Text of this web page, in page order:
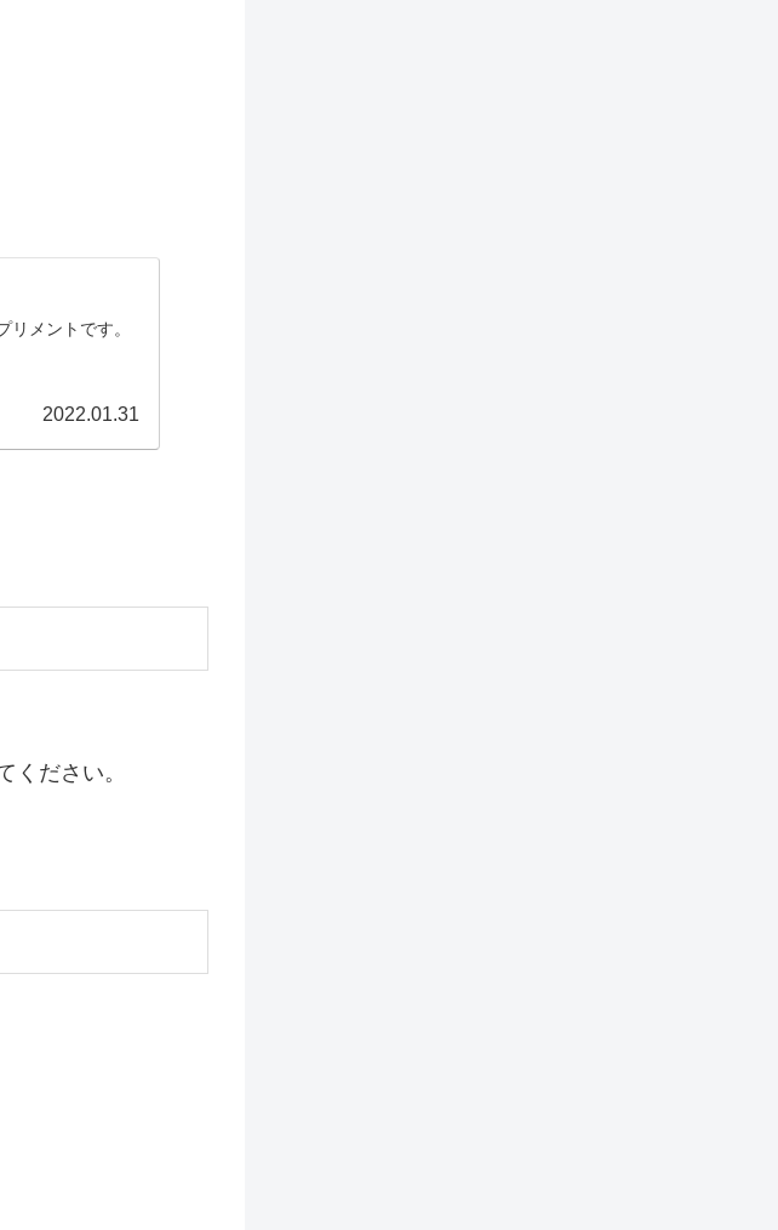
メントです。
2022.01.31
ください。